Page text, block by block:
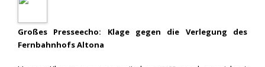
Großes Presseecho: Klage gegen die Verlegung des
Fernbahnhofs Altona